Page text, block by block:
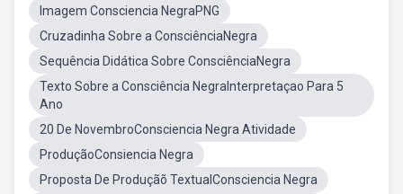
Imagem Consciencia NegraPNG
Cruzadinha Sobre a ConsciênciaNegra
Sequência Didática Sobre ConsciênciaNegra
Texto Sobre a Consciência NegraInterpretaçao Para 5
Ano
20 De NovembroConsciencia Negra Atividade
ProduçãoConsiencia Negra
Proposta De Produçãõ TextualConsciencia Negra